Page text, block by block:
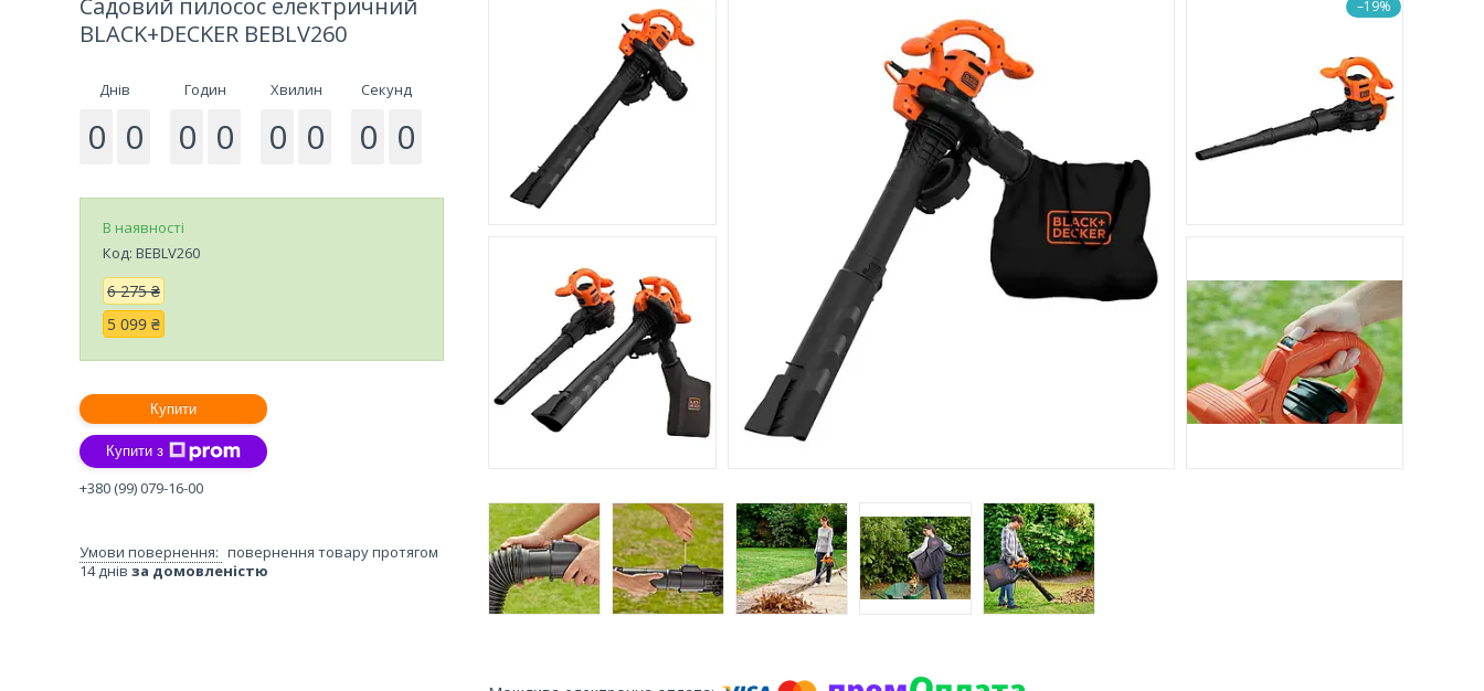
–19%
BLACK+DECKER BEBLV260
Днів
0 0
Годин
0 0
Хвилин
0 0
Секунд
0 0
В наявності
Код: BEBLV260
6 275 ₴
5 099 ₴
Купити
Купити з
+380 (99) 079-16-00
повернення товару протягом
14 днів за домовленістю